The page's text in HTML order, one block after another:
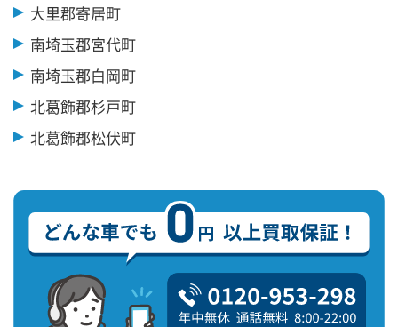
大里郡寄居町
南埼玉郡宮代町
南埼玉郡白岡町
北葛飾郡杉戸町
北葛飾郡松伏町